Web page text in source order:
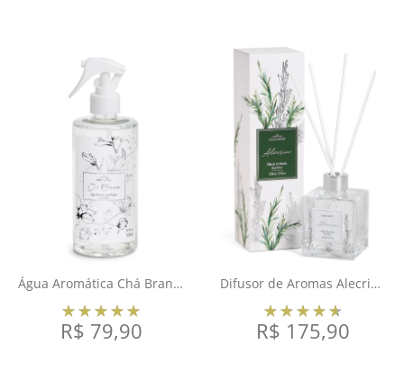
Água Aromática Chá Branco 500ml
R$ 79,90
Difusor de Aromas Alecrim 250ml
R$ 175,90